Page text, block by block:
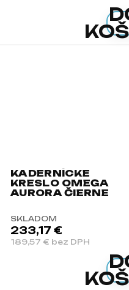
KADERNÍCKE
KRESLO OMEGA
AURORA ČIERNE
SKLADOM
189,57 € bez DPH
233,17 €